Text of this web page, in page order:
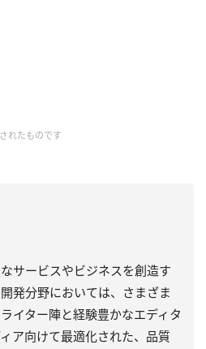
れたものです
サービスやビジネスを創造す
発分野においては、さまざま
イター陣と経験豊かなエディタ
ア向けて最適化された、品質